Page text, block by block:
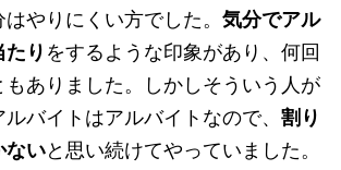
やりにくい方でした。 気分でアル
り をするような印象があり、何回
ありました。しかしそういう人が
バイトはアルバイトなので、 割り
ないと思い続けてやっていました。